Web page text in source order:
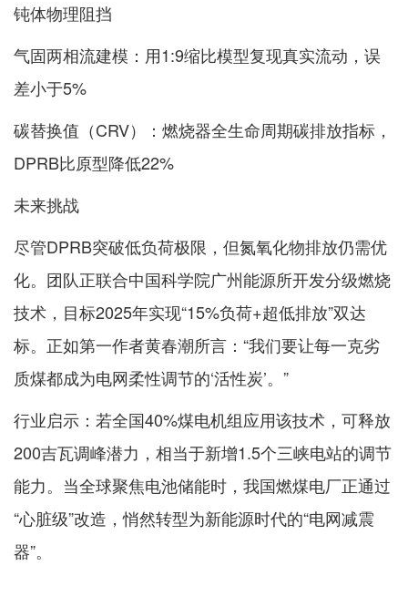
钝体物理阻挡
气固两相流建模：用1:9缩比模型复现真实流动，误
差小于5%
碳替换值（CRV）：燃烧器全生命周期碳排放指标，
DPRB比原型降低22%
未来挑战
尽管DPRB突破低负荷极限，但氮氧化物排放仍需优
化。团队正联合中国科学院广州能源所开发分级燃烧
技术，目标2025年实现“15%负荷+超低排放”双达
标。正如第一作者黄春潮所言：“我们要让每一克劣
质煤都成为电网柔性调节的‘活性炭’。”
行业启示：若全国40%煤电机组应用该技术，可释放
200吉瓦调峰潜力，相当于新增1.5个三峡电站的调节
能力。当全球聚焦电池储能时，我国燃煤电厂正通过
“心脏级”改造，悄然转型为新能源时代的“电网减震
器”。